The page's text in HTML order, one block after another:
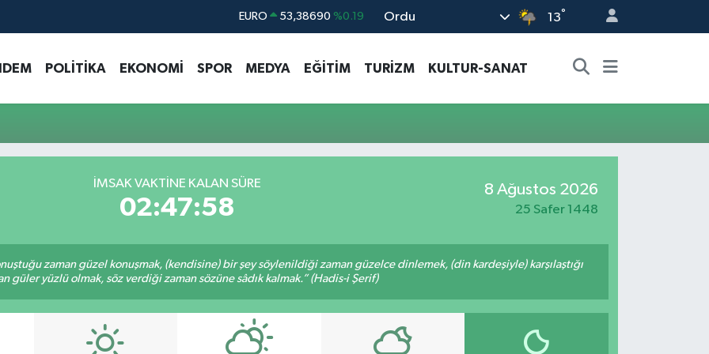
EURO 53,38690 %0.19
G.ALTIN 6862,09000 %0.19
BİST100 14.598,00 %0
DOLAR 45,43620 %0.02
Ordu 13°
POLİTİKA EKONOMİ SPOR MEDYA EĞİTİM TURİZM KULTUR-SANAT
İMSAK VAKTİNE KALAN SÜRE
02:47:58
8 Ağustos 2026
25 Safer 1448
zaman güzel konuşmak, (kendisine) bir şey söylenildiği zaman güzelce dinlemek, (din kardeşiyle) karşılaştığı
güler yüzlü olmak, söz verdiği zaman sözüne sâdık kalmak.” (Hadis-i Şerif)